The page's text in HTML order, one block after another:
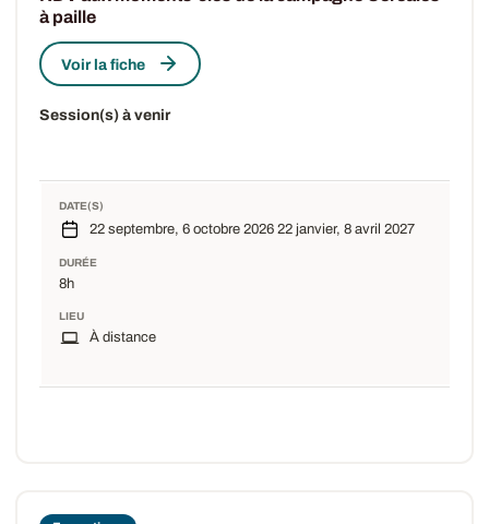
à paille
Voir la fiche
Session(s) à venir
DATE(S)
22 septembre, 6 octobre 2026 22 janvier, 8 avril 2027
DURÉE
8h
LIEU
À distance